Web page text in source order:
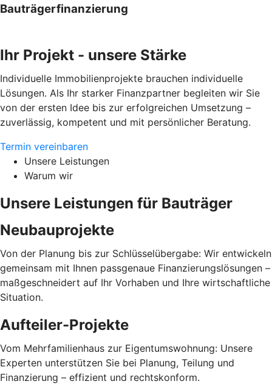
Bauträgerfinanzierung
Ihr Projekt - unsere Stärke
Individuelle Immobilienprojekte brauchen individuelle
Lösungen. Als Ihr starker Finanzpartner begleiten wir Sie
von der ersten Idee bis zur erfolgreichen Umsetzung –
zuverlässig, kompetent und mit persönlicher Beratung.
Termin vereinbaren
Unsere Leistungen
Warum wir
Unsere Leistungen für Bauträger
Neubauprojekte
Von der Planung bis zur Schlüsselübergabe: Wir entwickeln
gemeinsam mit Ihnen passgenaue Finanzierungslösungen –
maßgeschneidert auf Ihr Vorhaben und Ihre wirtschaftliche
Situation.
Aufteiler-Projekte
Vom Mehrfamilienhaus zur Eigentumswohnung: Unsere
Experten unterstützen Sie bei Planung, Teilung und
Finanzierung – effizient und rechtskonform.